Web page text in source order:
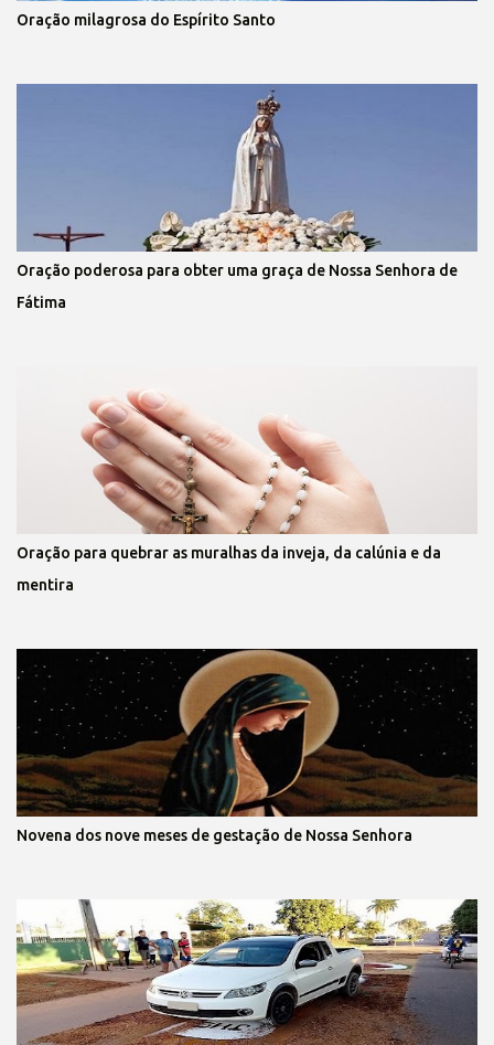
Oração milagrosa do Espírito Santo
Oração poderosa para obter uma graça de Nossa Senhora de
Fátima
Oração para quebrar as muralhas da inveja, da calúnia e da
mentira
Novena dos nove meses de gestação de Nossa Senhora